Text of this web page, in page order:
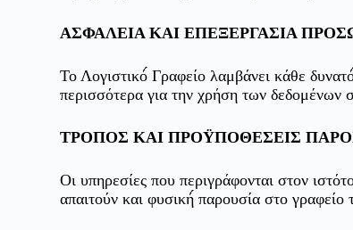
ΑΣΦΑΛΕΙΑ ΚΑΙ ΕΠΕΞΕΡΓΑΣΙΑ
Το Λογιστικό́ Γραφείο λαμβάνει κάθε
περισσότερα για την χρήση των δεδομένων
ΤΡΟΠΟΣ ΚΑΙ ΠΡΟΫΠΟΘΕΣΕΙΣ
Οι υπηρεσίες που περιγράφονται στον
απαιτούν και φυσική́ παρουσία στο γραφείο